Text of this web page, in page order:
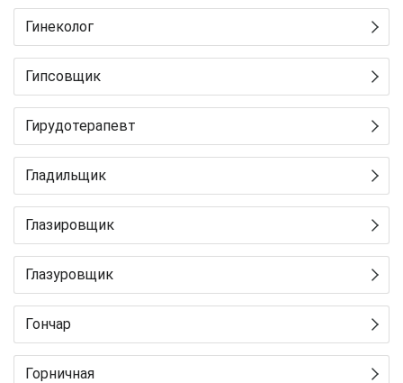
Гинеколог
Гипсовщик
Гирудотерапевт
Гладильщик
Глазировщик
Глазуровщик
Гончар
Горничная